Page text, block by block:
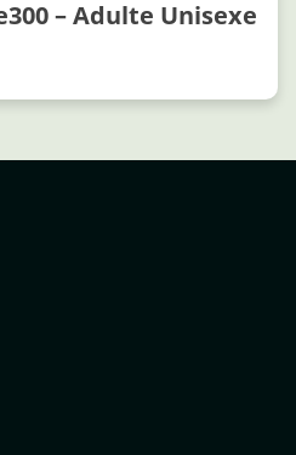
– Adulte Unisexe